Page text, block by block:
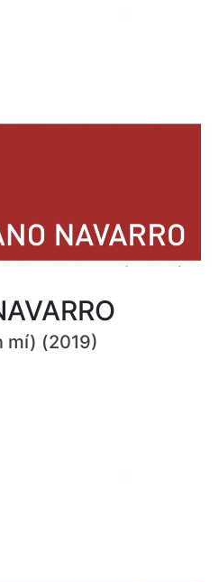
mí) (2019)